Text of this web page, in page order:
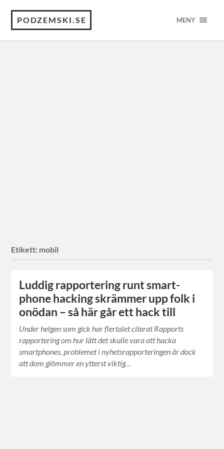
PODZEMSKI.SE MENY
Etikett: mobil
Luddig rapportering runt smart-
phone hacking skrämmer upp folk i
onödan – så här går ett hack till
Under helgen som gick har flertalet citerat Rapports
rapportering om hur lätt det skulle vara att hacka
smartphones, problemet i nyhetsrapporteringen är dock
att dom glömmer en ytterst viktig…